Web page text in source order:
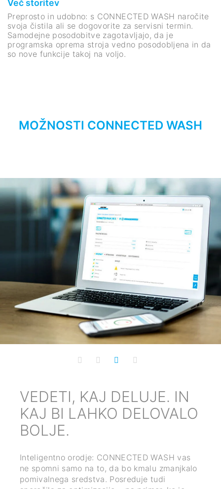
Več storitev
Preprosto in udobno: s CONNECTED WASH naročite
svoja čistila ali se dogovorite za servisni termin.
Samodejne posodobitve zagotavljajo, da je
programska oprema stroja vedno posodobljena in da
so nove funkcije takoj na voljo.
MOŽNOSTI CONNECTED WASH
IN
DELOVALO
WASH vas
bo kmalu zmanjkalo
tudi
PREDEN
CONNECTED WASH
pomivanja: ko stroj javi
prejeli vi − ali oseba, ki